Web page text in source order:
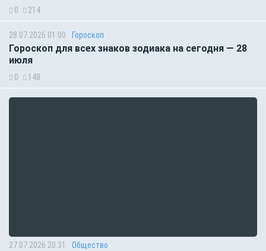
0 214
28.07.2026 01:00 Гороскоп
Гороскоп для всех знаков зодиака на сегодня — 28
июля
0 148
27.07.2026 20:31 Общество